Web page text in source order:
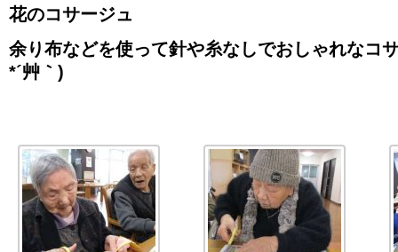
花のコサージュ
余り布などを使って針や糸なしでおしゃれなコ
*´艸｀)